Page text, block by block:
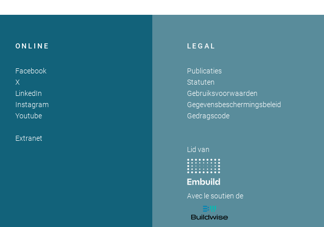
ONLINE
Facebook
X
LinkedIn
Instagram
Youtube
Extranet
LEGAL
Publicaties
Statuten
Gebruiksvoorwaarden
Gegevensbeschermingsbeleid
Gedragscode
Lid van
Avec le soutien de